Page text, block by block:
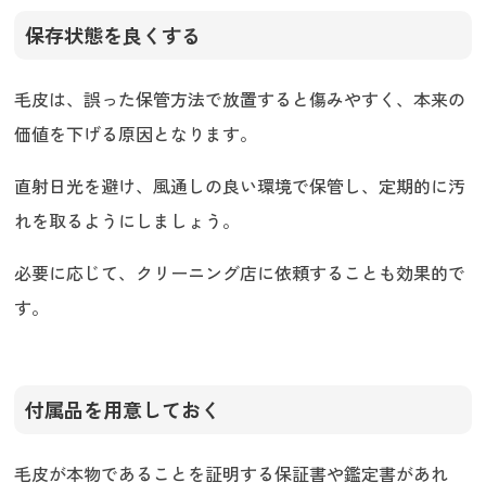
保存状態を良くする
毛皮は、誤った保管方法で放置すると傷みやすく、本来の
価値を下げる原因となります。
直射日光を避け、風通しの良い環境で保管し、定期的に汚
れを取るようにしましょう。
必要に応じて、クリーニング店に依頼することも効果的で
す。
付属品を用意しておく
毛皮が本物であることを証明する保証書や鑑定書があれ